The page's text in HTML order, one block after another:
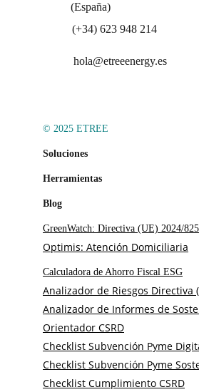
© 2025 ETREE
(España)
(+34) 623 948 214
hola@etreeenergy.es
Soluciones
GreenWatch: Directiva (UE) 2024/825
Optimis: Atención Domiciliaria
Herramientas
Calculadora de Ahorro Fiscal ESG
Analizador de Riesgos Directiva
Analizador de Informes de
Orientador CSRD
Checklist Subvención Pyme
Checklist Subvención Pyme
Checklist Cumplimiento CSRD
Blog